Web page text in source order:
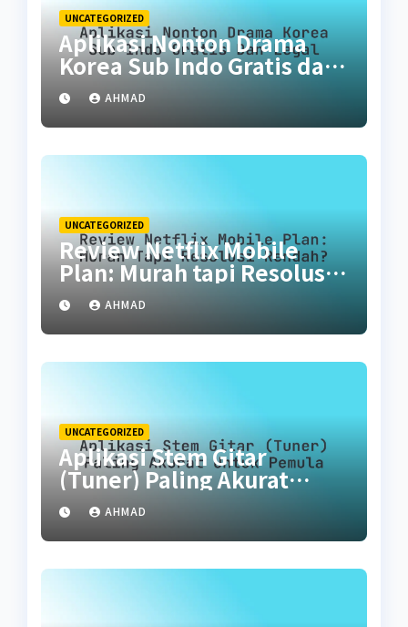
UNCATEGORIZED
Aplikasi Nonton Drama
Korea Sub Indo Gratis dan
LegalAHMAD
UNCATEGORIZED
Review Netflix Mobile
Plan: Murah tapi Resolusi
Rendah?
AHMAD
UNCATEGORIZED
Aplikasi Stem Gitar
(Tuner) Paling Akurat
untuk Pemula
AHMAD